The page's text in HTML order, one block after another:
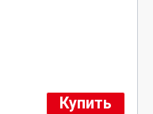
Купить